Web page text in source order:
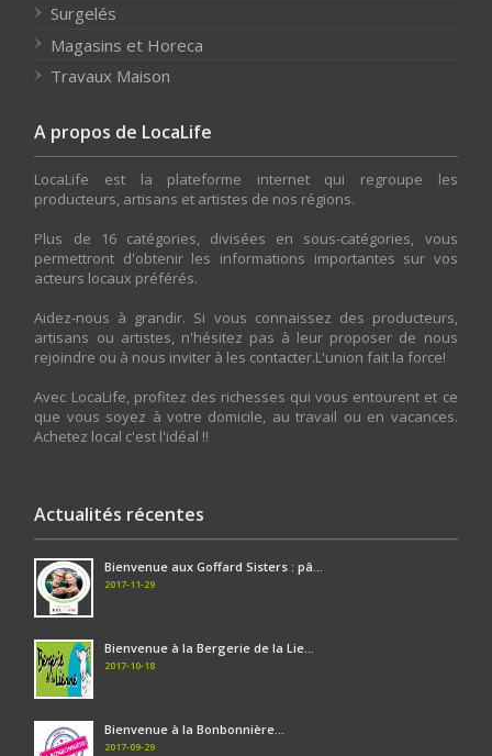
Surgelés
Magasins et Horeca
Travaux Maison
A propos de LocaLife
LocaLife est la plateforme internet qui regroupe les
producteurs, artisans et artistes de nos régions.
Plus de 16 catégories, divisées en sous-catégories, vous
permettront d'obtenir les informations importantes sur vos
acteurs locaux préférés.
Aidez-nous à grandir. Si vous connaissez des producteurs,
artisans ou artistes, n'hésitez pas à leur proposer de nous
rejoindre ou à nous inviter à les contacter.L'union fait la force!
Avec LocaLife, profitez des richesses qui vous entourent et ce
que vous soyez à votre domicile, au travail ou en vacances.
Achetez local c'est l'idéal !!
Actualités récentes
Bienvenue aux Goffard Sisters : pâ...
2017-11-29
Bienvenue à la Bergerie de la Lie...
2017-10-18
Bienvenue à la Bonbonnière...
2017-09-29